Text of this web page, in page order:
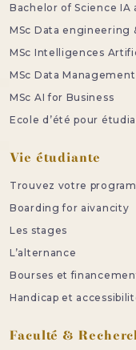
Bachelor of Science IA
MSc Data engineering
MSc Intelligences
MSc Data Management
MSc AI for Business
Ecole d’été pour
Vie étudiante
Trouvez votre
Boarding for aivancity
Les stages
L’alternance
Bourses et
Handicap et
Faculté &